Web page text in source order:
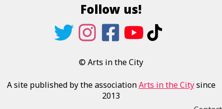
Follow us!
© Arts in the City
A site published by the associationArts in the Citysince
2013